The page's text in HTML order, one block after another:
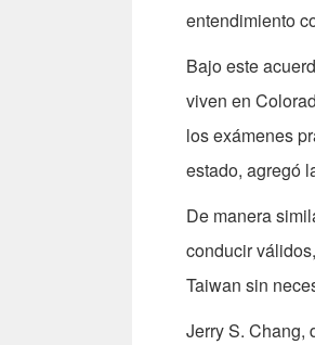
entendimiento
Bajo este
viven en
los exámenes
estado, agregó
De manera
conducir
Taiwan sin
Jerry S. Chang,